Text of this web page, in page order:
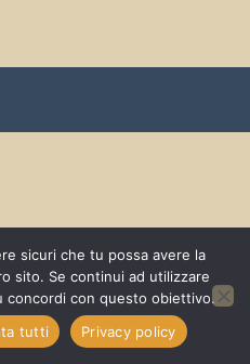
sicuri che tu possa avere la
sito. Se continui ad utilizzare
concordi con questo obiettivo.
tutti Privacy policy